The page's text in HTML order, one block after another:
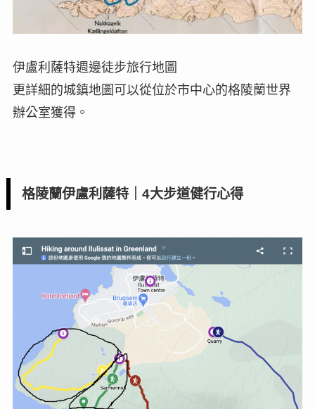
伊盧利薩特週邊徒步旅行地圖
更詳細的城鎮地圖可以從位於市中心的格陵蘭世界
辦公室獲得。
格陵蘭伊盧利薩特｜4大步道健行心得